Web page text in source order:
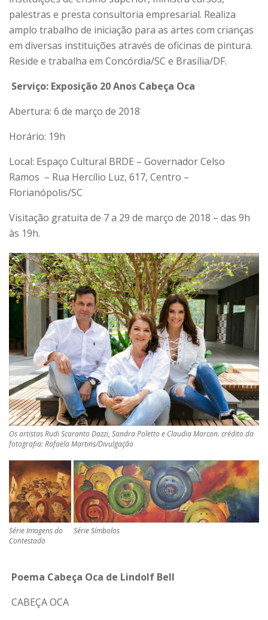
palestras e presta consultoria empresarial. Realiza
amplo trabalho de iniciação para as artes com crianças
em diversas instituições através de oficinas de pintura.
Reside e trabalha em Concórdia/SC e Brasília/DF.
Serviço: Exposição 20 Anos Cabeça Oca
Abertura: 6 de março de 2018
Horário: 19h
Local: Espaço Cultural BRDE – Governador Celso
Ramos – Rua Hercílio Luz, 617, Centro –
Florianópolis/SC
Visitação gratuita de 7 a 29 de março de 2018 – das 9h
às 19h.
Os artistas Rudi Scaranto Dazzi, Sandra Poletto e Claudia Marcon. crédito da
fotografia: Rafaela Martins/Divulgação
Série Imagens do
Contestado
Série Símbolos
Poema Cabeça Oca de Lindolf Bell
CABEÇA OCA